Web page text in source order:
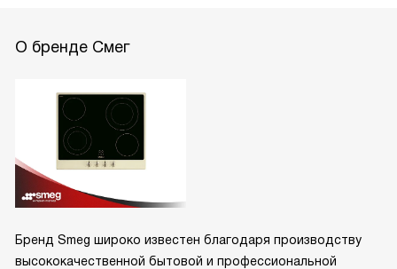
О бренде Смег
Бренд Smeg широко известен благодаря производству
высококачественной бытовой и профессиональной